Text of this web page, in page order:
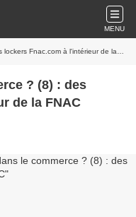
MENU
Fnac.com à l'intérieur de la FNAC
? (8) : des
de la FNAC